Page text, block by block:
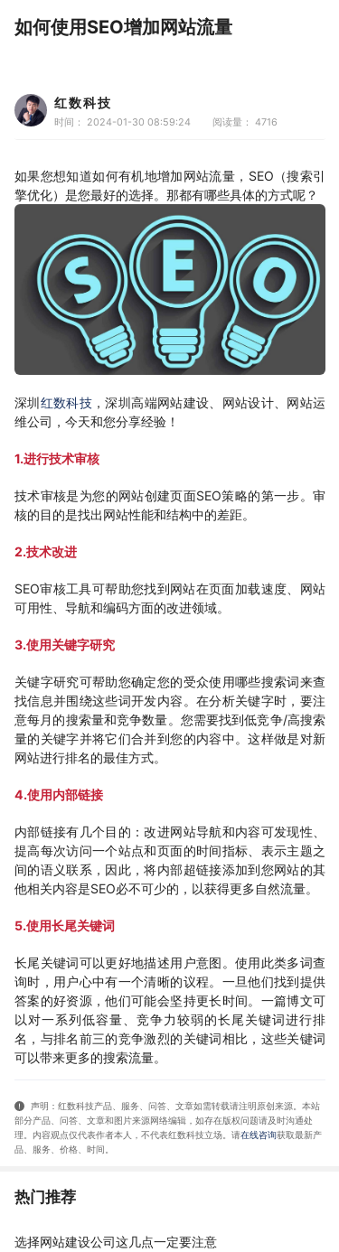
如何使用SEO增加网站流量
红数科技
时间： 2024-01-30 08:59:24 阅读量： 4716
如果您想知道如何有机地增加网站流量，SEO（搜索引
擎优化）是您最好的选择。那都有哪些具体的方式呢？
深圳红数科技 ，深圳高端网站建设、网站设计、网站运
维公司，今天和您分享经验！
1.进行技术审核
技术审核是为您的网站创建页面SEO策略的第一步。审
核的目的是找出网站性能和结构中的差距。
2.技术改进
SEO审核工具可帮助您找到网站在页面加载速度、网站
可用性、导航和编码方面的改进领域。
3.使用关键字研究
关键字研究可帮助您确定您的受众使用哪些搜索词来查
找信息并围绕这些词开发内容。在分析关键字时，要注
意每月的搜索量和竞争数量。您需要找到低竞争/高搜索
量的关键字并将它们合并到您的内容中。这样做是对新
网站进行排名的最佳方式。
4.使用内部链接
内部链接有几个目的：改进网站导航和内容可发现性、
提高每次访问一个站点和页面的时间指标、表示主题之
间的语义联系，因此，将内部超链接添加到您网站的其
他相关内容是SEO必不可少的，以获得更多自然流量。
5.使用长尾关键词
长尾关键词可以更好地描述用户意图。使用此类多词查
询时，用户心中有一个清晰的议程。一旦他们找到提供
答案的好资源，他们可能会坚持更长时间。一篇博文可
以对一系列低容量、竞争力较弱的长尾关键词进行排
名，与排名前三的竞争激烈的关键词相比，这些关键词
可以带来更多的搜索流量。
声明：红数科技产品、服务、问答、文章如需转载请注明原创来源。本站
部分产品、问答 、文章和图片来源网络编辑，如存在版权问题请及时沟通处
理。内容观点仅代表作者本人，不代表红数科技立场。请在线咨询获取最新产
品、服务、价格、时间
热门推荐
选择网站建设公司这几点一定要注意